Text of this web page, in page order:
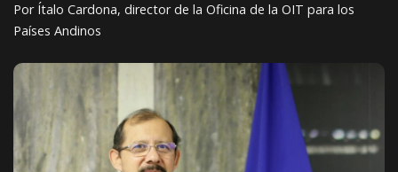
Por Ítalo Cardona, director de la Oficina de la OIT para los
Países Andinos